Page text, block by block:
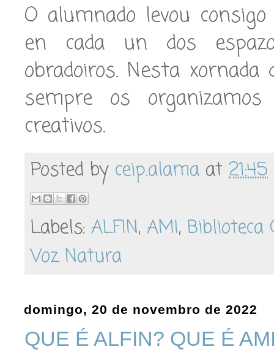
O alumnado levou
en cada un dos
obradoiros. Nesta
sempre os
creativos.
Posted by ceip.alama at 21:45
Labels: ALFIN, AMI, Biblioteca
Voz Natura
domingo, 20 de novembro de 2022
QUE É ALFIN? QUE É